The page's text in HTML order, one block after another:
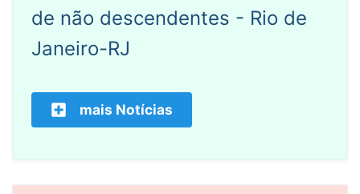
de não descendentes - Rio de
Janeiro-RJ
mais Notícias